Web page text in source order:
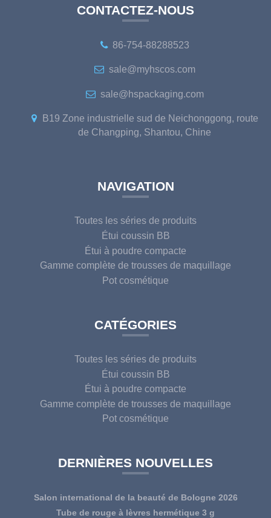
CONTACTEZ-NOUS
86-754-88288523
sale@myhscos.com
sale@hspackaging.com
B19 Zone industrielle sud de Neichonggong, route
de Changping, Shantou, Chine
NAVIGATION
Toutes les séries de produits
Étui coussin BB
Étui à poudre compacte
Gamme complète de trousses de maquillage
Pot cosmétique
CATÉGORIES
Toutes les séries de produits
Étui coussin BB
Étui à poudre compacte
Gamme complète de trousses de maquillage
Pot cosmétique
DERNIÈRES NOUVELLES
Salon international de la beauté de Bologne 2026
Tube de rouge à lèvres hermétique 3 g